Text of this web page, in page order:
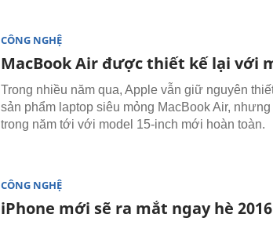
CÔNG NGHỆ
MacBook Air được thiết kế lại với
Trong nhiều năm qua, Apple vẫn giữ nguyên
sản phẩm laptop siêu mỏng MacBook Air,
trong năm tới với model 15-inch mới hoàn toàn.
CÔNG NGHỆ
iPhone mới sẽ ra mắt ngay hè 2016